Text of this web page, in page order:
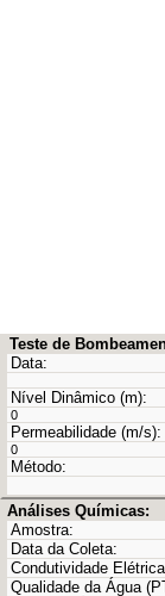
Teste de
Data:
Nível Dinâmico (m):
0
Permeabilidade (m/s):
0
Método:
Análises Químicas:
Amostra:
Data da Coleta:
Condutividade
Qualidade da Água